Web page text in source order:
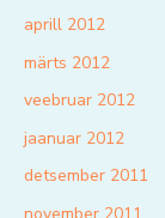
aprill 2012
märts 2012
veebruar 2012
jaanuar 2012
detsember 2011